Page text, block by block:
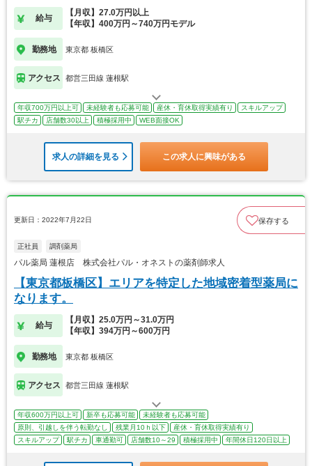
給与
【月収】27.0万円以上
【年収】400万円～740万円モデル
勤務地 東京都 板橋区
アクセス 都営三田線 蓮根駅
年収700万円以上可 未経験者も応募可能 産休・育休取得実績有り
スキルアップ
駅チカ
店舗数30以上 積極採用中 WEB面接OK
求人の詳細を見る この求人に興味がある
更新日：2022年7月22日 保存する
正社員 調剤薬局
パル薬局 蓮根店 株式会社パル・オネストの薬剤師求人
【東京都板橋区】エリアを特定した地域密着型薬局に
なります。
給与
【月収】25.0万円～31.0万円
【年収】394万円～600万円
勤務地 東京都 板橋区
アクセス 都営三田線 蓮根駅
年収600万円以上可 新卒も応募可能
未経験者も応募可能
原則、引越しを伴う転勤なし
残業月10ｈ以下
産休・育休取得実績有り
スキルアップ
駅チカ 車通勤可 店舗数10～29 積極採用中 年間休日120日以上